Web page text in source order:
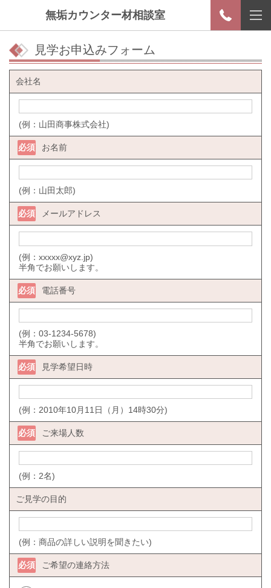
無垢カウンター材相談室
見学お申込みフォーム
会社名
(例：山田商事株式会社)
お名前
必須
(例：山田太郎)
メールアドレス
必須
(例：xxxxx@xyz.jp)
半角でお願いします。
電話番号
必須
(例：03-1234-5678)
半角でお願いします。
見学希望日時
必須
(例：2010年10月11日（月）14時30分)
ご来場人数
必須
(例：2名)
ご見学の目的
(例：商品の詳しい説明を聞きたい)
ご希望の連絡方法
必須